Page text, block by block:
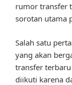
rumor transfer
sorotan utama
Salah satu
yang akan
transfer
diikuti karena